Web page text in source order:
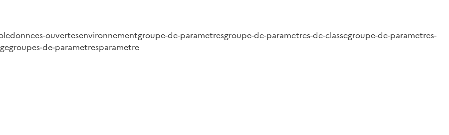
donnees-ouvertesenvironnementgroupe-de-parametresgroupe-de-parametres-de-classegroupe-de-parametres-
groupes-de-parametresparametre